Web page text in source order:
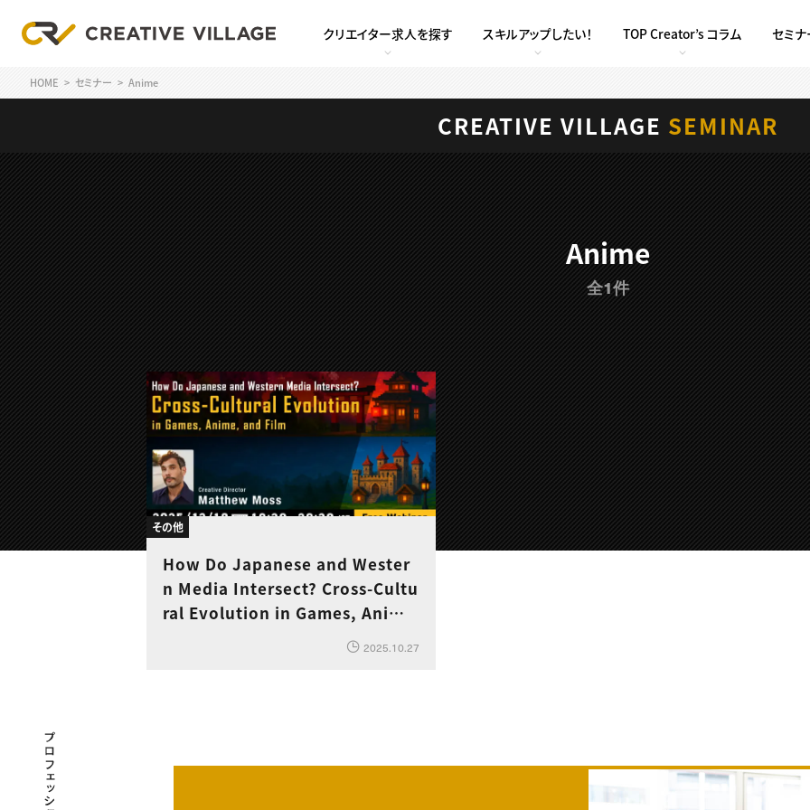
クリエイター求人を探す スキルアップしたい！ TOP Creator’s コラム セミ
HOME セミナー Anime
CREATIVE VILLAGE SEMINAR
Anime
全1件
その他
How Do Japanese and Wester
n Media Intersect? Cross-Cultu
ral Evolution in Games, Anim
2025.10.27